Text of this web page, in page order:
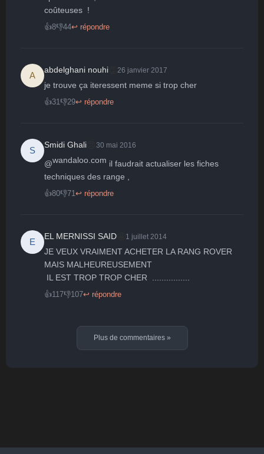
coûteuses  !
👍8👎44↩ répondre
A
abdelghani nouhi 26 janvier 2017
je trouve ça iteressent meme si trop cher
👍31 👎29↩ répondre
S
Smidi Ghali 30 mai 2016
@wandaloo.com il faudrait actualiser les fiches
techniques des range ,
👍80👎71↩ répondre
E
EL MERNISSI SAID 1 juillet 2014
JE VEUX VRAIMENT ACHETER LA RANG ROVER
MAIS MALHEUREUSEMENT
IL EST TROP TROP CHER  ................
👍117👎107↩ répondre
Plus de commentaires »